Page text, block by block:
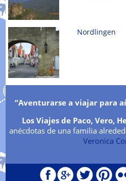
Nordlingen
“Aventurarse a viajar para
Los Viajes de Paco, Vero,
anécdotas de una familia
Veronica